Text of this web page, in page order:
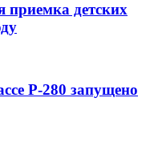
приемка детских
Р-280 запущено